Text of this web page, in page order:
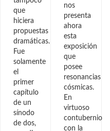
que
hiciera
propuestas
dramáticas.
Fue
solamente
el
primer
capítulo
de un
sínodo
de dos,
nos
presenta
ahora
esta
exposición
que
posee
resonancias
cósmicas.
En
virtuoso
contubernio
con la